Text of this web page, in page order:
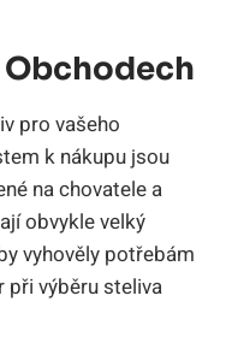
pro vašeho
k nákupu jsou
na chovatele a
obvykle velký
vyhověly potřebám
při výběru steliva